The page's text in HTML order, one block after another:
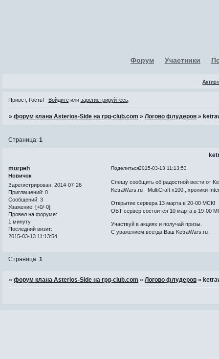
Форум Участники
Привет, Гость! Войдитеили зарегистрируйтесь.
»форум клана Asterios-Side на rpg-club.com »Логово флудеров »
Страница:1
Поделиться2015-03-13 11:13:53
morpeh
Новичок
Зарегистрирован: 2014-07-26
Приглашений: 0
Сообщений: 3
Уважение: [+0/-0]
Провел на форуме:
1 минуту
Последний визит:
2015-03-13 11:13:54
Спешу сообщить об радостной вести от
KetraWars.ru - MultiCraft x100 , хроники
Открытие сервера 13 марта в 20-00 МСК!
ОБТ сервер состоится 10 марта в 19-00
Участвуй в акциях и получай призы.
С уважением всегда Ваш KetraWars.ru .
Страница:1
»форум клана Asterios-Side на rpg-club.com »Логово флудеров »